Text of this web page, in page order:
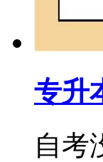
专升
自考